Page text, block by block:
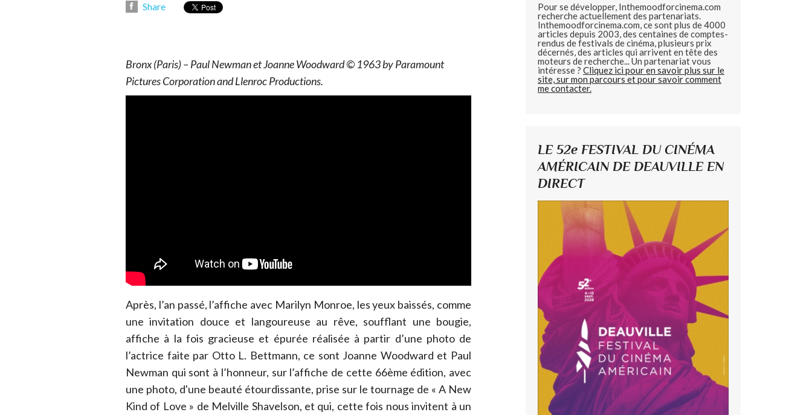
Share
Bronx (Paris) – Paul Newman et Joanne Woodward © 1963 by Paramount
Pictures Corporation and Llenroc Productions.
Après, l’an passé, l’affiche avec Marilyn Monroe, les yeux baissés, comme
une invitation douce et langoureuse au rêve, soufflant une bougie,
affiche à la fois gracieuse et épurée réalisée à partir d’une photo de
l’actrice faite par Otto L. Bettmann, ce sont Joanne Woodward et Paul
Newman qui sont à l’honneur, sur l’affiche de cette 66ème édition, avec
une photo, d'une beauté étourdissante, prise sur le tournage de « A New
Kind of Love » de Melville Shavelson, et qui, cette fois nous invitent à un
Pour se développer, Inthemoodforcinema.com
recherche actuellement des partenariats.
Inthemoodforcinema.com, ce sont plus de 4000
articles depuis 2003, des centaines de comptes-
rendus de festivals de cinéma, plusieurs prix
décernés, des articles qui arrivent en tête des
moteurs de recherche... Un partenariat vous
intéresse ? Cliquez ici pour en savoir plus sur le
site, sur mon parcours et pour savoir comment
me contacter.
LE 52e FESTIVAL DU CINÉMA
AMÉRICAIN DE DEAUVILLE EN
DIRECT